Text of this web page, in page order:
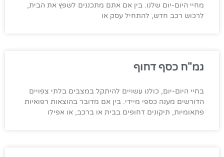
מחיי היום-יום שלנו. בין אם אתם מתכננים לשפץ את הבית,
לרכוש רכב חדש, להתחיל עסק או
גמ"ח כסף דחוף
בחיי היום-יום, כולנו עשויים להיתקל במצבים בלתי צפויים
הדורשים מענה כספי מיידי. בין אם מדובר בהוצאות רפואיות
פתאומיות, תיקונים דחופים בבית או ברכב, או אפילו